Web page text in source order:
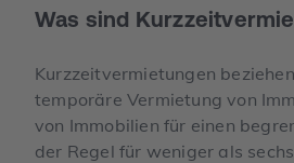
Was sind
Kurzzeitvermietungen
temporäre Vermietung von
von Immobilien für einen
der Regel für weniger als